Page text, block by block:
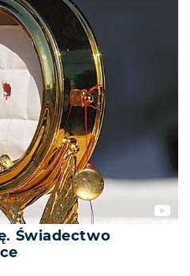
Świadectwo